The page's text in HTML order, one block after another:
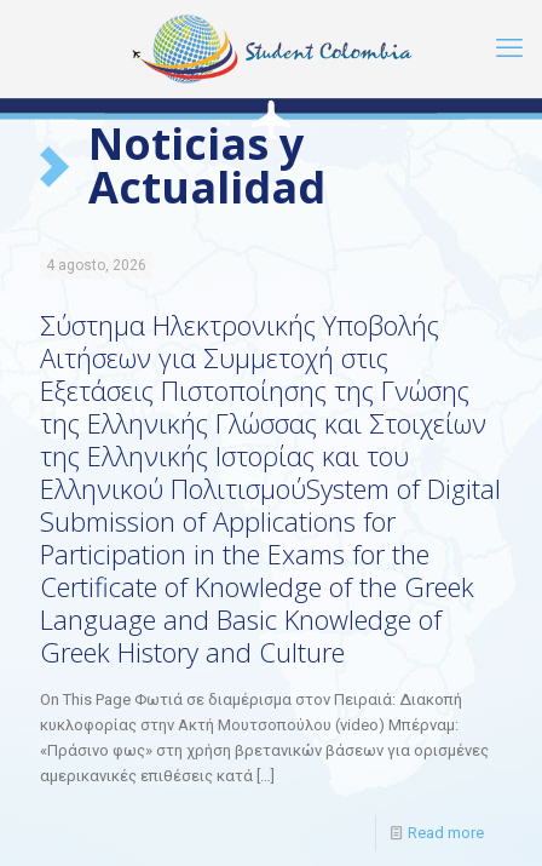
Noticias y
Actualidad
4 agosto, 2026
Σύστημα Ηλεκτρονικής Υποβολής
Αιτήσεων για Συμμετοχή στις
Εξετάσεις Πιστοποίησης της Γνώσης
της Ελληνικής Γλώσσας και Στοιχείων
της Ελληνικής Ιστορίας και του
Ελληνικού ΠολιτισμούSystem of Digital
Submission of Applications for
Participation in the Exams for the
Certificate of Knowledge of the Greek
Language and Basic Knowledge of
Greek History and Culture
On This Page Φωτιά σε διαμέρισμα στον Πειραιά: Διακοπή
κυκλοφορίας στην Ακτή Μουτσοπούλου (video) Μπέρναμ:
«Πράσινο φως» στη χρήση βρετανικών βάσεων για ορισμένες
αμερικανικές επιθέσεις κατά […]
Read more